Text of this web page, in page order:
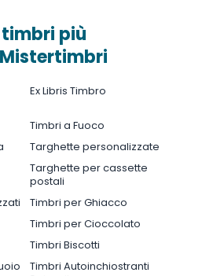
più
Ex Libris Timbro
Timbri a Fuoco
Targhette personalizzate
Targhette per cassette
postali
Timbri per Ghiacco
Timbri per Cioccolato
Timbri Biscotti
Timbri Autoinchiostranti